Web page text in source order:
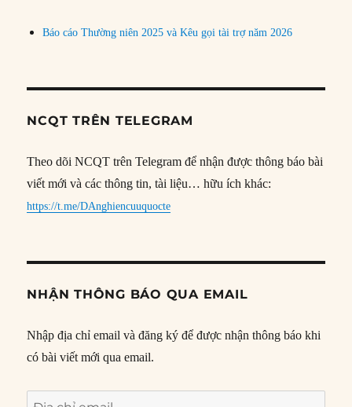
Báo cáo Thường niên 2025 và Kêu gọi tài trợ năm 2026
NCQT TRÊN TELEGRAM
Theo dõi NCQT trên Telegram để nhận được thông báo bài
viết mới và các thông tin, tài liệu… hữu ích khác:
https://t.me/DAnghiencuuquocte
NHẬN THÔNG BÁO QUA EMAIL
Nhập địa chỉ email và đăng ký để được nhận thông báo khi
có bài viết mới qua email.
Địa